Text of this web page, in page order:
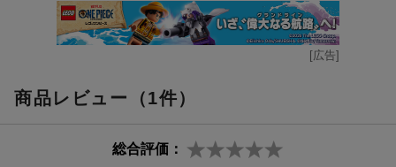
[広告]
商品レビュー（1件）
総合評価：